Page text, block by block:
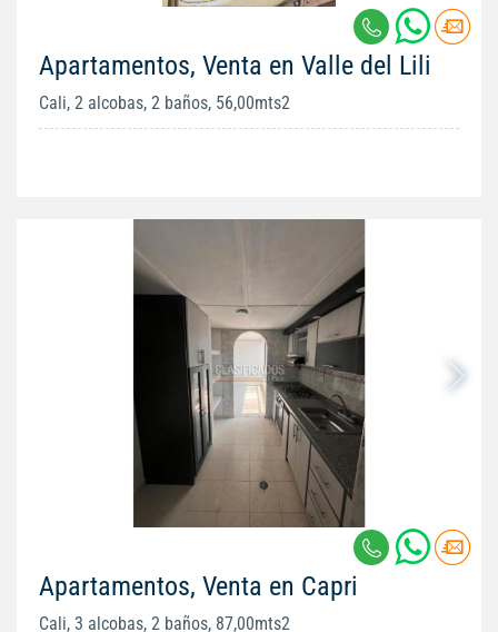
Apartamentos, Venta en Valle del Lili
Cali, 2 alcobas, 2 baños, 56,00mts2
Apartamentos, Venta en Capri
Cali, 3 alcobas, 2 baños, 87,00mts2